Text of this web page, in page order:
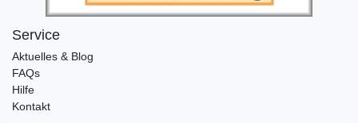
Service
Aktuelles & Blog
FAQs
Hilfe
Kontakt